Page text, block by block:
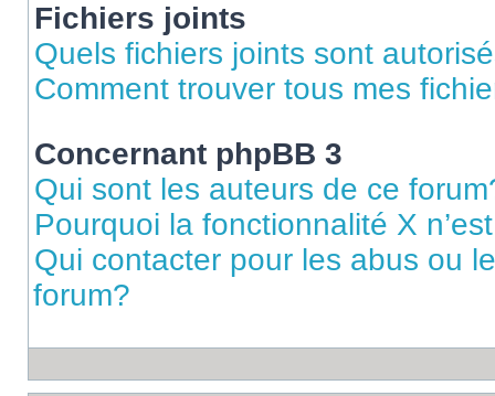
Fichiers joints
Quels fichiers joints sont
Comment trouver tous mes
Concernant phpBB 3
Qui sont les auteurs de ce
Pourquoi la fonctionnalité X
Qui contacter pour les abus ou
forum?